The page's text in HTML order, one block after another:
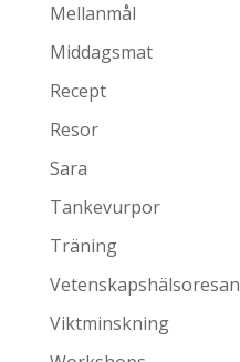
Mellanmål
Middagsmat
Recept
Resor
Sara
Tankevurpor
Träning
Vetenskapshälsoresan
Viktminskning